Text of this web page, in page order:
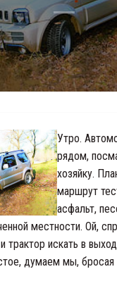
Утро.
рядом,
хозяйку.
маршрут
асфальт,
местности. Ой,
трактор искать в
думаем мы, бросая